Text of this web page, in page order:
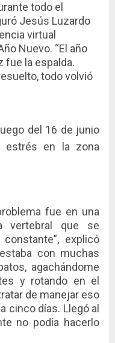
todo el
Jesús Luzardo
virtual
Nuevo. “El año
fue la espalda.
todo volvió
del 16 de junio
estrés en la zona
fue en una
vertebral que se
explicó
con muchas
agachándome
y rotando en el
de manejar eso
cinco días. Llegó al
no podía hacerlo